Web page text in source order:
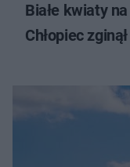
Białe kwiaty
Chłopiec